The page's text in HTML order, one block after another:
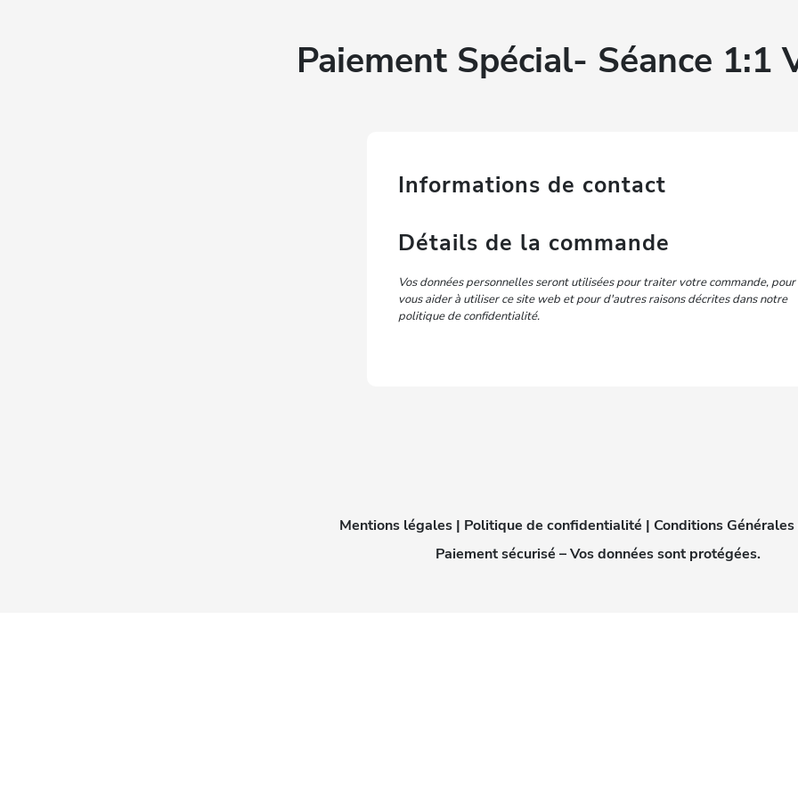
Paiement Spécial- Séance 1:1
Informations de contact
Détails de la commande
Vos données personnelles seront utilisées pour traiter votre commande, pour
vous aider à utiliser ce site web et pour d'autres raisons décrites dans notre
politique de confidentialité.
Mentions légales | Politique de confidentialité |Conditions
Paiement sécurisé – Vos données sont protégées.